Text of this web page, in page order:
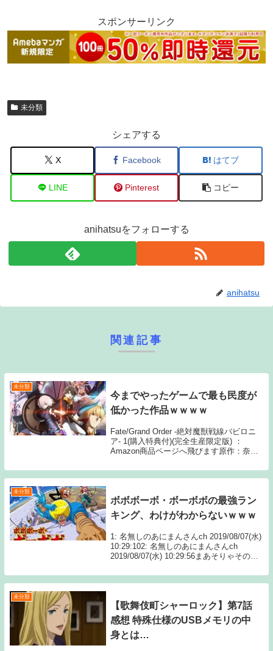
スポンサーリンク
未分類
シェアする
X Facebook はてブ
LINE Pinterest コピー
anihatsuをフォローする
anihatsu
関連記事
未分類
今までやったゲームで最も民度が
低かった作品ｗｗｗｗ
Fate/Grand Order -絶対魔獣戦線バビロニ
ア- 1(購入特典付)(完全生産限定版) ：
Amazon商品ページへ飛びます原作：奈須
CloverWorks/アニプレックス、ノーツ、デ
ィライトワーク...
未分類
ボボボーボ・ボーボボの最強ラン
キング、わけがわからないｗｗｗ
1: 名無しのあにまんさんch 2019/08/07(水)
10:29:102: 名無しのあにまんさんch
2019/08/07(水) 10:29:56まあそりゃその位
Source: あにまんchボボボー...
未分類
【歌舞伎町シャーロック】第7話
感想 特殊仕様のUSBメモリの中
身とは…